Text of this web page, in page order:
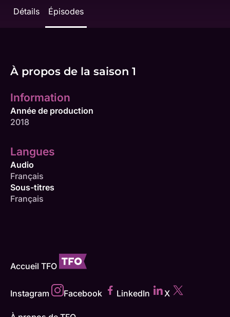
Détails Épisodes
À propos de la saison 1
Information
Année de production
2018
Langues
Audio
Français
Sous-titres
Français
Accueil TFO
Instagram Facebook LinkedIn X